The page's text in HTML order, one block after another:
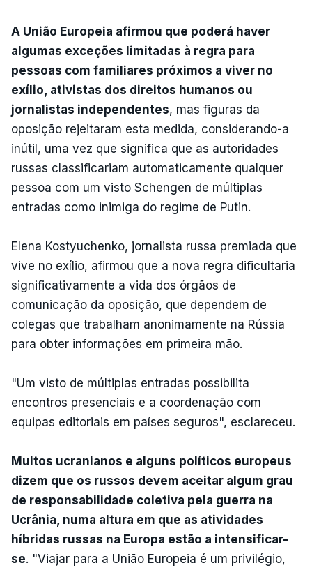
A União Europeia afirmou que poderá haver
algumas exceções limitadas à regra para
pessoas com familiares próximos a viver no
exílio, ativistas dos direitos humanos ou
jornalistas independentes, mas figuras da
oposição rejeitaram esta medida, considerando-a
inútil, uma vez que significa que as autoridades
russas classificariam automaticamente qualquer
pessoa com um visto Schengen de múltiplas
entradas como inimiga do regime de Putin.
Elena Kostyuchenko, jornalista russa premiada que
vive no exílio, afirmou que a nova regra dificultaria
significativamente a vida dos órgãos de
comunicação da oposição, que dependem de
colegas que trabalham anonimamente na Rússia
para obter informações em primeira mão.
"Um visto de múltiplas entradas possibilita
encontros presenciais e a coordenação com
equipas editoriais em países seguros", esclareceu.
Muitos ucranianos e alguns políticos europeus
dizem que os russos devem aceitar algum grau
de responsabilidade coletiva pela guerra na
Ucrânia, numa altura em que as atividades
híbridas russas na Europa estão a intensificar-
se. "Viajar para a União Europeia é um privilégio,